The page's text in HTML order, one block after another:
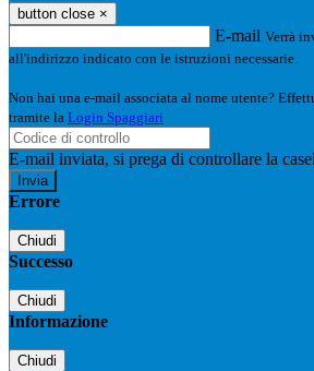
button close ×
E-mail Verrà
all'indirizzo indicato con le istruzioni necessarie.
Non hai una e-mail associata al nome utente?
tramite la Login Spaggiari
E-mail inviata, si prega di controllare la
Errore
Chiudi
Successo
Chiudi
Informazione
Chiudi